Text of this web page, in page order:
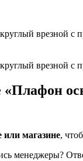
врезной с
врезной с
магазине,
менеджеры?